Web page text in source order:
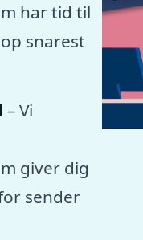
har tid til
snarest
– Vi
giver dig
sender